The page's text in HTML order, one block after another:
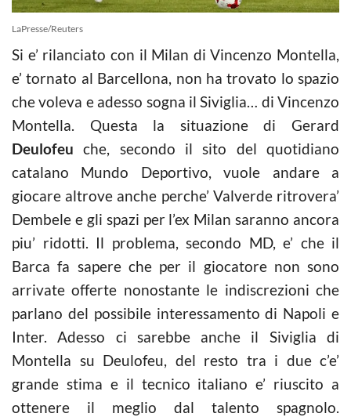
LaPresse/Reuters
Si e’ rilanciato con il Milan di Vincenzo Montella,
e’ tornato al Barcellona, non ha trovato lo spazio
che voleva e adesso sogna il Siviglia… di Vincenzo
Montella. Questa la situazione di Gerard
Deulofeu che, secondo il sito del quotidiano
catalano Mundo Deportivo, vuole andare a
giocare altrove anche perche’ Valverde ritrovera’
Dembele e gli spazi per l’ex Milan saranno ancora
piu’ ridotti. Il problema, secondo MD, e’ che il
Barca fa sapere che per il giocatore non sono
arrivate offerte nonostante le indiscrezioni che
parlano del possibile interessamento di Napoli e
Inter. Adesso ci sarebbe anche il Siviglia di
Montella su Deulofeu, del resto tra i due c’e’
grande stima e il tecnico italiano e’ riuscito a
ottenere il meglio dal talento spagnolo.